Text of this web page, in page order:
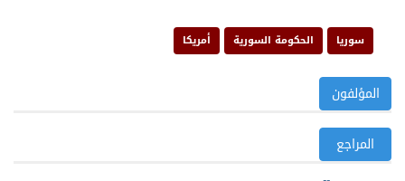
سوريا الحكومة السورية أمريكا
المؤلفون
المراجع